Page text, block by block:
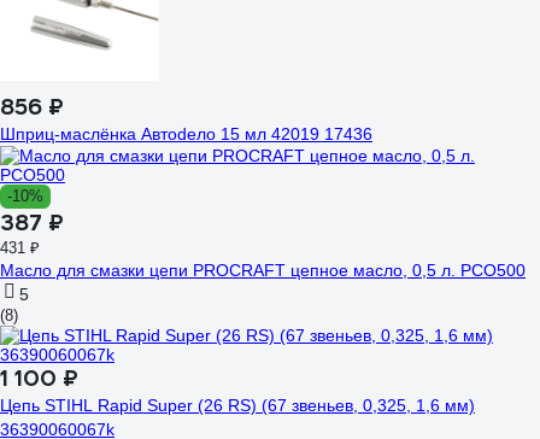
856 ₽
Шприц-маслёнка Автоdело 15 мл 42019 17436
-10%
387 ₽
431 ₽
Масло для смазки цепи PROCRAFT цепное масло, 0,5 л. PCO500
5
(8)
1 100 ₽
Цепь STIHL Rapid Super (26 RS) (67 звеньев, 0,325, 1,6 мм)
36390060067k